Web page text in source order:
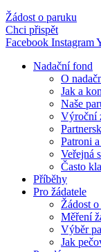
Žádost o paruku
Chci přispět
Facebook Instagram
Nadační fond
O
Jak a
Naše
Výroční
Patroni
Veřejná
Často
Příběhy
Pro žádatele
Žádost
Měření
Výběr
Jak